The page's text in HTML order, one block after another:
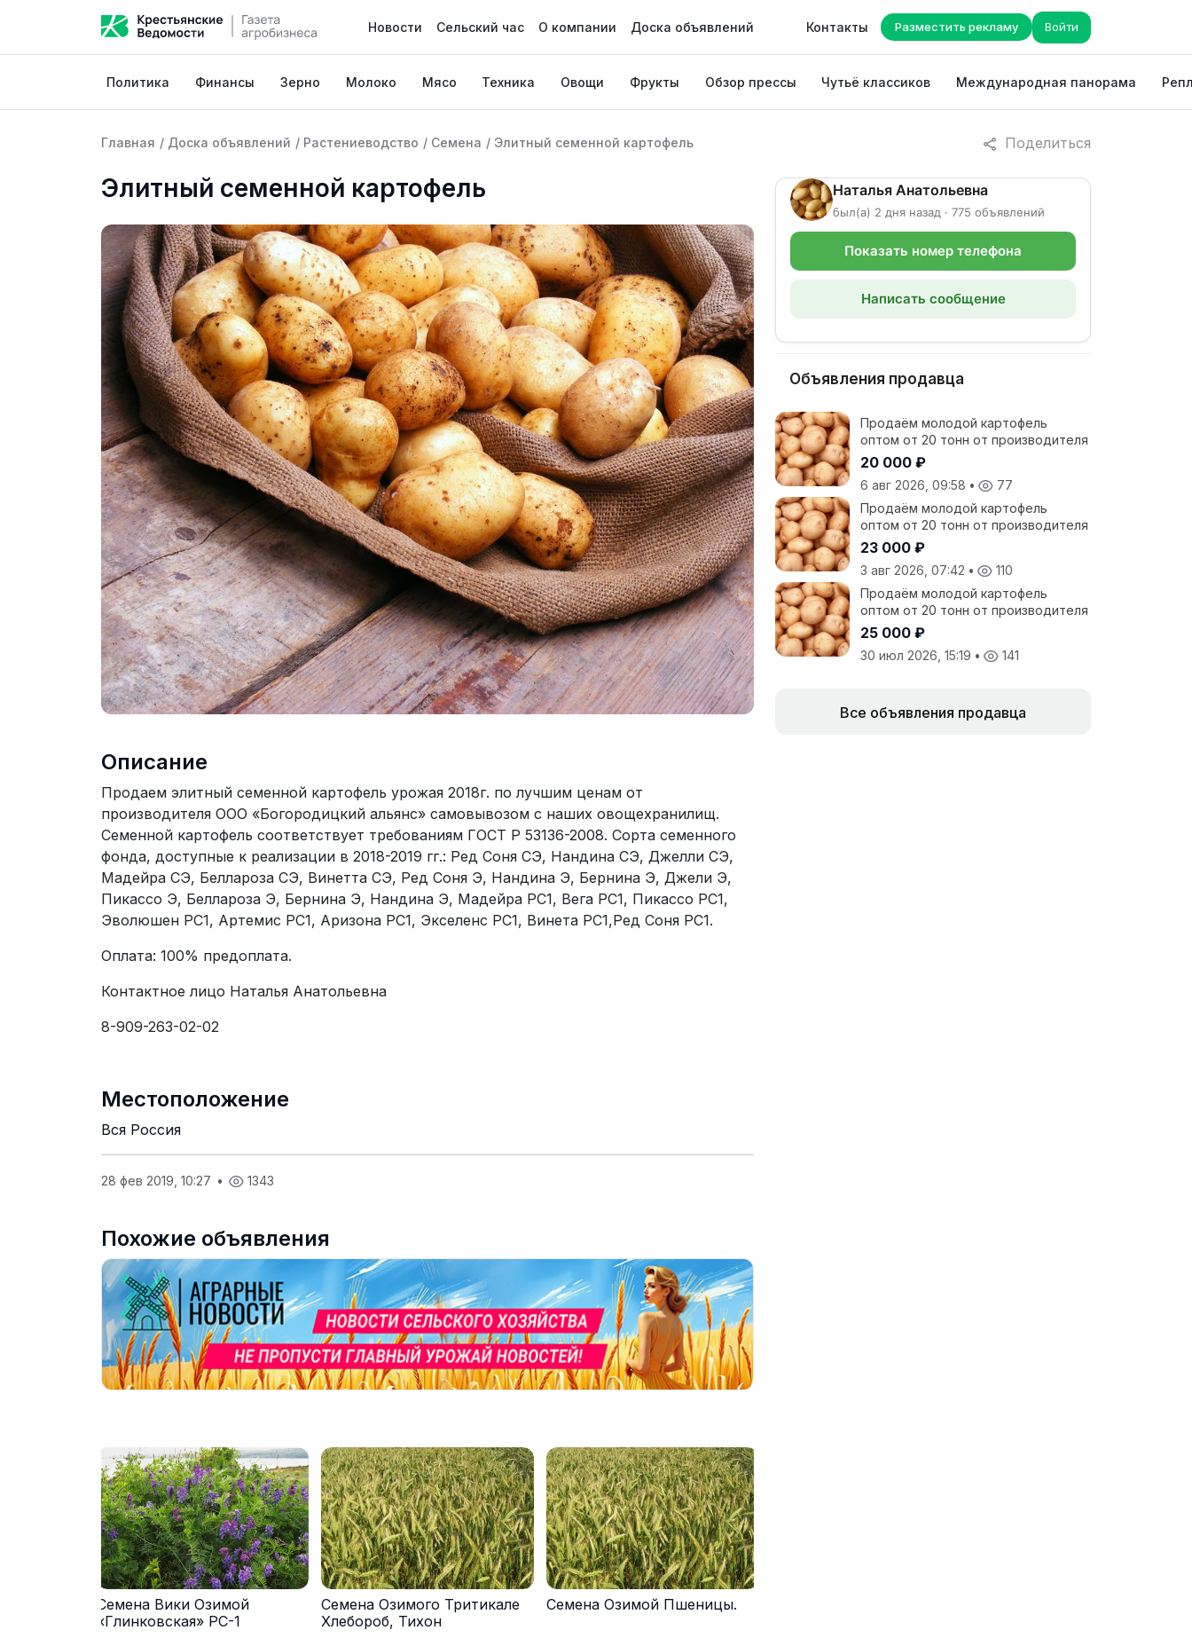
Новости Сельский час О компании Доска объявлений Контакты Разместить рекламу Войти
Политика Финансы Зерно Молоко Мясо Техника Овощи Фрукты Обзор прессы Чутьё классиков Международная панорама
Поделиться
Главная / Доска объявлений / Растениеводство / Семена / Элитный семенной картофель
Элитный семенной картофель
Описание
Продаем элитный семенной картофель урожая 2018г. по лучшим ценам от
производителя ООО «Богородицкий альянс» самовывозом с наших овощехранилищ.
Семенной картофель соответствует требованиям ГОСТ Р 53136-2008. Сорта семенного
фонда, доступные к реализации в 2018-2019 гг.: Ред Соня СЭ, Нандина СЭ, Джелли СЭ,
Мадейра СЭ, Беллароза СЭ, Винетта СЭ, Ред Соня Э, Нандина Э, Бернина Э, Джели Э,
Пикассо Э, Беллароза Э, Бернина Э, Нандина Э, Мадейра РС1, Вега РС1, Пикассо РС1,
Эволюшен РС1, Артемис РС1, Аризона РС1, Экселенс РС1, Винета РС1,Ред Соня РС1.
Оплата: 100% предоплата.
Контактное лицо Наталья Анатольевна
8-909-263-02-02
Местоположение
Вся Россия
28 фев 2019, 10:27 • 1343
Похожие объявления
Семена Вики Озимой
«Глинковская» РС-1
Семена Озимого Тритикале
Хлебороб, Тихон
Семена Озимой Пшеницы.
Наталья Анатольевна
был(а) 2 дня назад · 775 объявлений
Показать номер телефона
Написать сообщение
Объявления продавца
Продаём молодой картофель
оптом от 20 тонн от производителя
20 000 ₽
6 авг 2026, 09:58 •
77
Продаём молодой картофель
оптом от 20 тонн от производителя
23 000 ₽
3 авг 2026, 07:42 •
110
Продаём молодой картофель
оптом от 20 тонн от производителя
25 000 ₽
30 июл 2026, 15:19 • 141
Все объявления продавца